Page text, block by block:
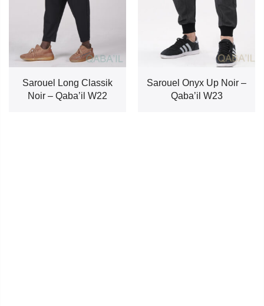
PREVIOUS
Sarouel Long Classik
Noir – Qaba’il W22
Sarouel Onyx Up Noir –
Qaba’il W23
NEXT